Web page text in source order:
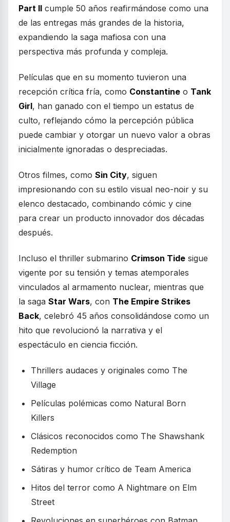
Part II cumple 50 años reafirmándose como una
de las entregas más grandes de la historia,
expandiendo la saga mafiosa con una
perspectiva más profunda y compleja.
Películas que en su momento tuvieron una
recepción crítica fría, como Constantine o Tank
Girl, han ganado con el tiempo un estatus de
culto, reflejando cómo la percepción pública
puede cambiar y otorgar un nuevo valor a obras
inicialmente ignoradas o despreciadas.
Otros filmes, como Sin City, siguen
impresionando con su estilo visual neo-noir y su
elenco destacado, combinando cómic y cine
para crear un producto innovador dos décadas
después.
Incluso el thriller submarino Crimson Tide sigue
vigente por su tensión y temas atemporales
vinculados al armamento nuclear, mientras que
la saga Star Wars, con The Empire Strikes
Back, celebró 45 años consolidándose como un
hito que revolucionó la narrativa y el
espectáculo en ciencia ficción.
Thrillers audaces y originales como The
Village
Películas polémicas como Natural Born
Killers
Clásicos reconocidos como The Shawshank
Redemption
Sátiras y humor crítico de Team America
Hitos del terror como A Nightmare on Elm
Street